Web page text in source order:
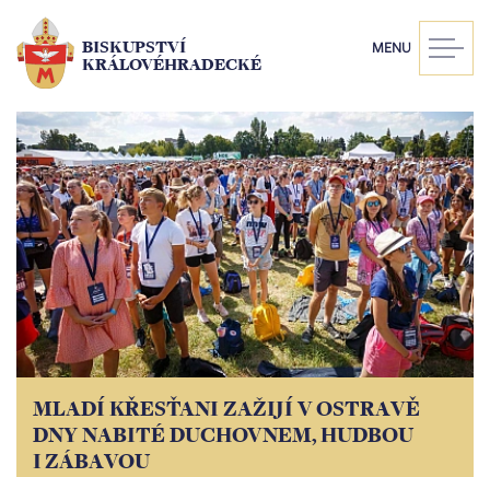
hlavnímu
obsahu
BISKUPSTVÍ
KRÁLOVÉHRADECKÉ
MENU
MLADÍ KŘESŤANI ZAŽIJÍ V OSTRAVĚ
DNY NABITÉ DUCHOVNEM, HUDBOU
I ZÁBAVOU